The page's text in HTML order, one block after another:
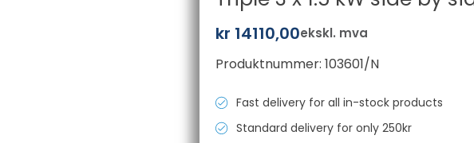
kr 14110,00ekskl. mva
Produktnummer:103601/N
Fast delivery for all in-stock products
Standard delivery for only 250kr